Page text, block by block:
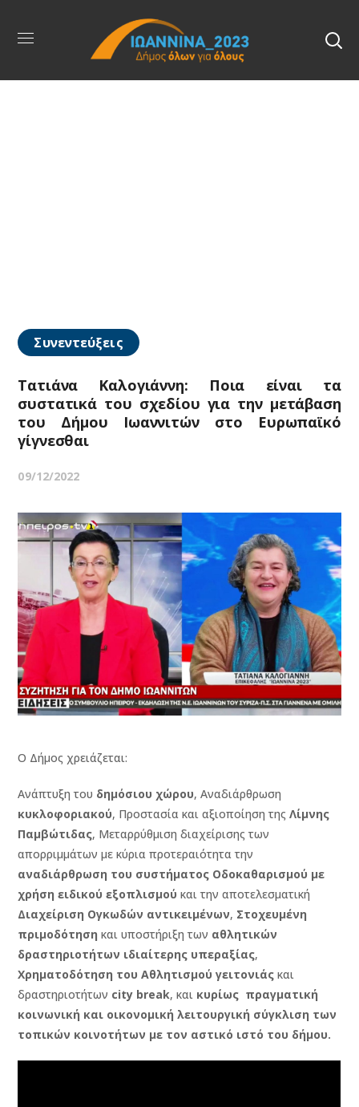
Συνεντεύξεις
Τατιάνα Καλογιάννη: Ποια είναι τα
συστατικά του σχεδίου για την μετάβαση
του Δήμου Ιωαννιτών στο Ευρωπαϊκό
γίγνεσθαι
09/12/2022
O Δήμος χρειάζεται:
Ανάπτυξη του δημόσιου χώρου, Αναδιάρθρωση
κυκλοφοριακού, Προστασία και αξιοποίηση τηςΛίμνης
Παμβώτιδας, Μεταρρύθμιση διαχείρισης των
απορριμμάτων με κύρια προτεραιότητα την
αναδιάρθρωση του συστήματος Οδοκαθαρισμού με
χρήση ειδικού εξοπλισμού και την αποτελεσματική
Διαχείριση Ογκωδών αντικειμένων, Στοχευμένη
πριμοδότηση και υποστήριξη των αθλητικών
δραστηριοτήτων ιδιαίτερης υπεραξίας,
Χρηματοδότηση του Αθλητισμού γειτονιάς και
δραστηριοτήτων city break, και κυρίως πραγματική
κοινωνική και οικονομική λειτουργική σύγκλιση των
τοπικών κοινοτήτων με τον αστικό ιστό του δήμου.